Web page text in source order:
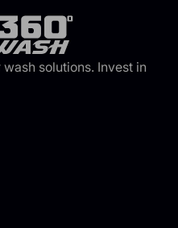
solutions. Invest in